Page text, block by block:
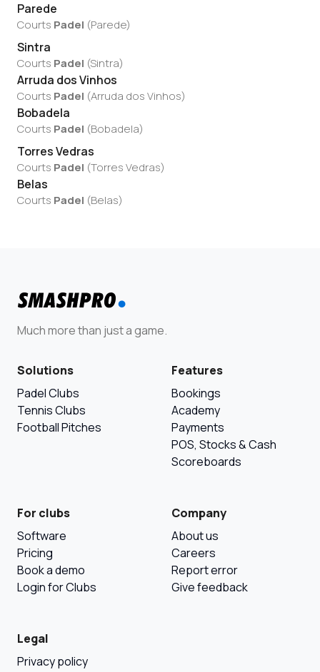
Parede
Courts Padel (Parede)
Sintra
Courts Padel (Sintra)
Arruda dos Vinhos
Courts Padel (Arruda dos Vinhos)
Bobadela
Courts Padel (Bobadela)
Torres Vedras
Courts Padel (Torres Vedras)
Belas
Courts Padel (Belas)
Much more than just a game.
Solutions
Padel Clubs
Tennis Clubs
Football Pitches
Features
Bookings
Academy
Payments
POS, Stocks & Cash
Scoreboards
For clubs
Software
Pricing
Book a demo
Login for Clubs
Company
About us
Careers
Report error
Give feedback
Legal
Privacy policy